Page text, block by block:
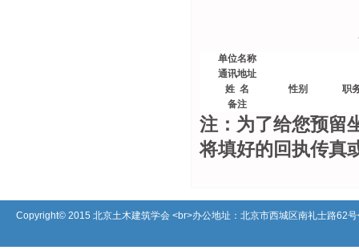
单位名称
通讯地址
姓 名 性别
职
备注
注：为了给您预留
将填好的回执传真
Copyright© 2015 北京土木建筑学会 <br>办公地址：北京市西城区南礼士路62